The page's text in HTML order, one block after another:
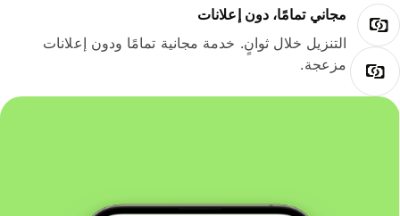
مجاني تمامًا، دون إعلانات
التنزيل خلال ثوانٍ. خدمة مجانية تمامًا ودون إعلانات
مزعجة.